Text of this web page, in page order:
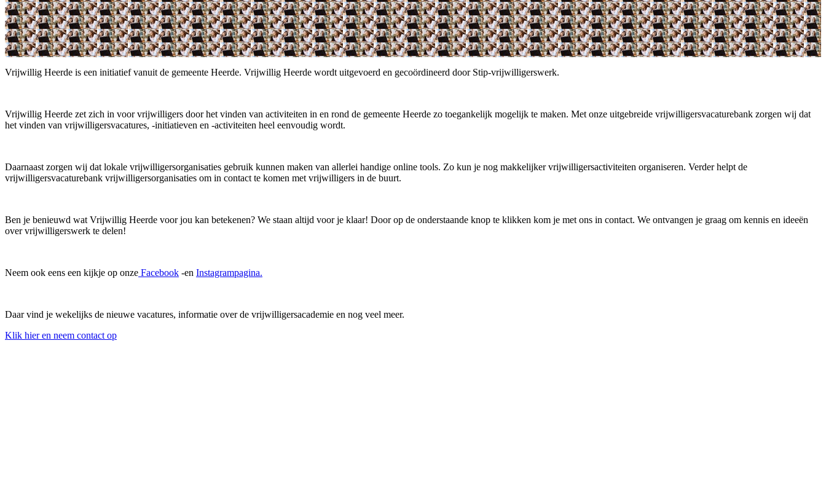
Vrijwillig Heerde is een initiatief vanuit de gemeente Heerde. Vrijwillig Heerde wordt uitgevoerd en gecoördineerd door Stip-vrijwilligerswerk.
Vrijwillig Heerde zet zich in voor vrijwilligers door het vinden van activiteiten in en rond de gemeente Heerde zo toegankelijk mogelijk te maken. Met onze uitgebreide vrijwilligersvacaturebank zorgen wij dat
het vinden van vrijwilligersvacatures, -initiatieven en -activiteiten heel eenvoudig wordt.
Daarnaast zorgen wij dat lokale vrijwilligersorganisaties gebruik kunnen maken van allerlei handige online tools. Zo kun je nog makkelijker vrijwilligersactiviteiten organiseren. Verder helpt de
vrijwilligersvacaturebank vrijwilligersorganisaties om in contact te komen met vrijwilligers in de buurt.
Ben je benieuwd wat Vrijwillig Heerde voor jou kan betekenen? We staan altijd voor je klaar! Door op de onderstaande knop te klikken kom je met ons in contact. We ontvangen je graag om kennis en ideeën
over vrijwilligerswerk te delen!
Neem ook eens een kijkje op onze Facebook -en Instagrampagina.
Daar vind je wekelijks de nieuwe vacatures, informatie over de vrijwilligersacademie en nog veel meer.
Klik hier en neem contact op